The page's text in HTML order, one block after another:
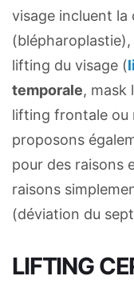
visage incluent la
lifting du visage (
temporale, mask
lifting frontale ou
proposons
pour des raisons
raisons
(déviation du
LIFTING